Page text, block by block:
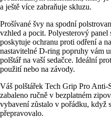
a ještě více zabraňuje skluzu.
Prošívané švy na spodní
vzhled a pocit. Polyesterový
poskytuje ochranu proti odření a
nastavitelné D-ring popruhy vám
polštář na vaší sedačce. Ideální
použití nebo na závody.
Váš polštářek Tech Grip Pro
zabaleno ručně v bezplatném
vybavení zůstalo v pořádku, když
přepravovalo.